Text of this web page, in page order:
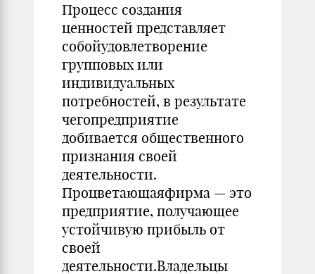
Процесс создания
ценностей представляет
собойудовлетворение
групповых или
индивидуальных
потребностей, в результате
чегопредприятие
добивается общественного
признания своей
деятельности.
Процветающаяфирма — это
предприятие, получающее
устойчивую прибыль от
своей
деятельности.Владельцы